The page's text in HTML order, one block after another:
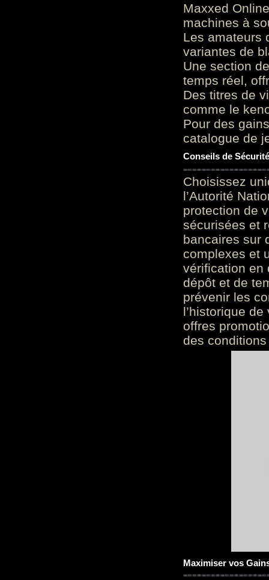
Maxxed
machines à
Les amateurs
variantes de
Une section
temps réel,
Des titres de
comme le
Pour des
catalogue de
Conseils de
Choisissez
l’Autorité
protection de
sécurisées et
bancaires sur
complexes et
vérification en
dépôt et de
prévenir les
l’historique
offres
des
Maximiser vos